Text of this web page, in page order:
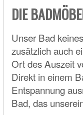
DIE
Unser Bad
zusätzlich auch
Ort des Auszeit
Direkt in einem
Entspannung
Bad, das